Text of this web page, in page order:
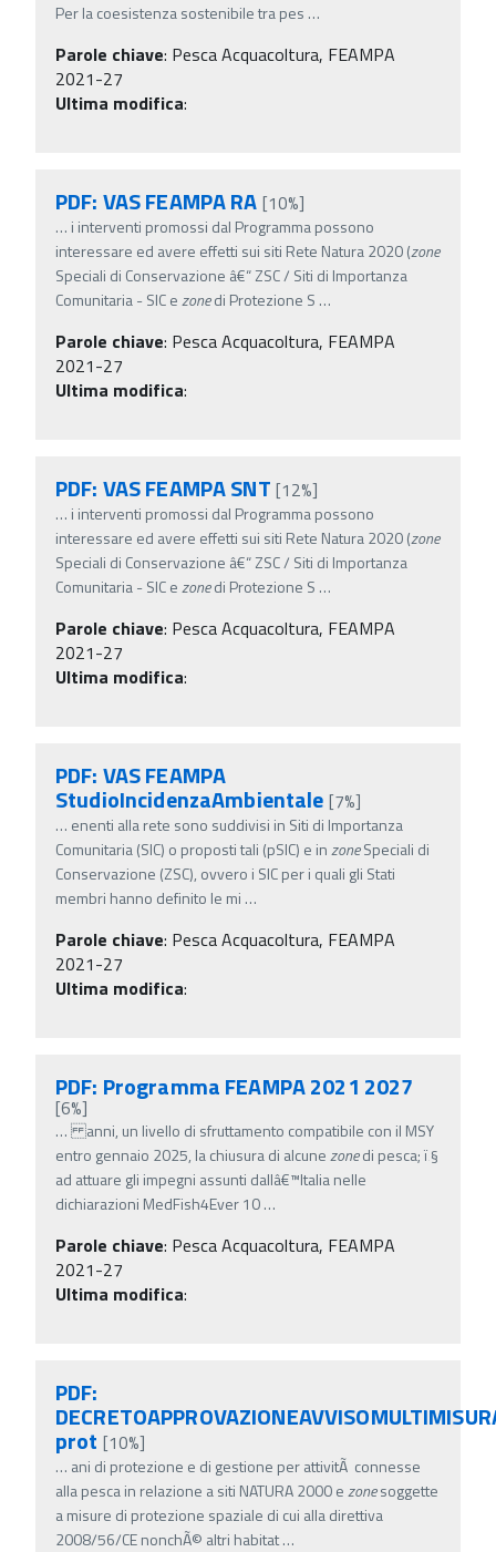
Per la coesistenza sostenibile tra pes …
Parole chiave: Pesca Acquacoltura, FEAMPA
2021-27
Ultima modifica:
PDF: VAS FEAMPA RA [10%]
… i interventi promossi dal Programma possono
interessare ed avere effetti sui siti Rete Natura 2020 (zone
Speciali di Conservazione â€“ ZSC / Siti di Importanza
Comunitaria - SIC ezonedi Protezione S …
Parole chiave: Pesca Acquacoltura, FEAMPA
2021-27
Ultima modifica:
PDF: VAS FEAMPA SNT [12%]
… i interventi promossi dal Programma possono
interessare ed avere effetti sui siti Rete Natura 2020 (zone
Speciali di Conservazione â€“ ZSC / Siti di Importanza
Comunitaria - SIC ezonedi Protezione S …
Parole chiave: Pesca Acquacoltura, FEAMPA
2021-27
Ultima modifica:
PDF: VAS FEAMPA
StudioIncidenzaAmbientale [7%]
… enenti alla rete sono suddivisi in Siti di Importanza
Comunitaria (SIC) o proposti tali (pSIC) e inzoneSpeciali di
Conservazione (ZSC), ovvero i SIC per i quali gli Stati
membri hanno definito le mi …
Parole chiave: Pesca Acquacoltura, FEAMPA
2021-27
Ultima modifica:
PDF: Programma FEAMPA 2021 2027
[6%]
…anni, un livello di sfruttamento compatibile con il MSY
entro gennaio 2025, la chiusura di alcunezonedi pesca; ï‚§
ad attuare gli impegni assunti dallâ€™Italia nelle
dichiarazioni MedFish4Ever 10…
Parole chiave: Pesca Acquacoltura, FEAMPA
2021-27
Ultima modifica:
PDF:
prot [10%]
… ani di protezione e di gestione per attivitÃ connesse
alla pesca in relazione a siti NATURA 2000 ezonesoggette
a misure di protezione spaziale di cui alla direttiva
2008/56/CE nonchÃ© altri habitat…